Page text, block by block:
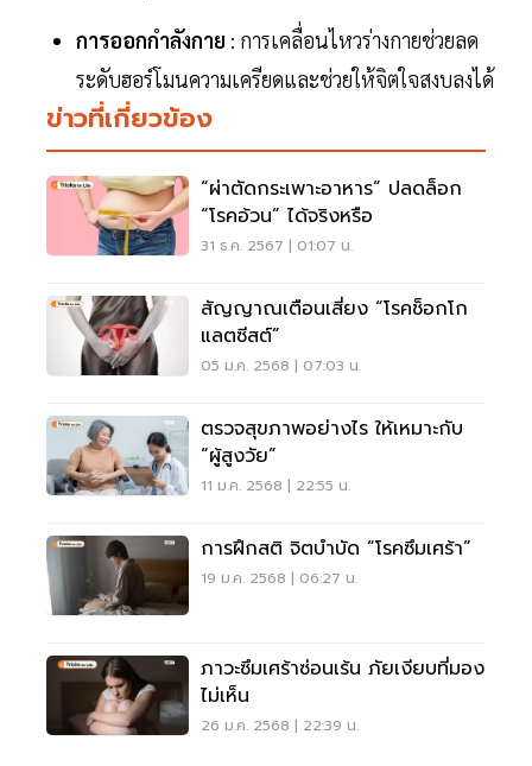
การออกกำลังกาย : การเคลื่อนไหวร่างกายช่วยลด
ระดับฮอร์โมนความเครียดและช่วยให้จิตใจสงบลงได้
ข่าวที่เกี่ยวข้อง
“ผ่าตัดกระเพาะอาหาร” ปลดล็อก
“โรคอ้วน” ได้จริงหรือ
31 ธ.ค. 2567 | 01:07 น.
สัญญาณเตือนเสี่ยง “โรคช็อกโก
แลตซีสต์”
05 ม.ค. 2568 | 07:03 น.
ตรวจสุขภาพอย่างไร ให้เหมาะกับ
“ผู้สูงวัย”
11 ม.ค. 2568 | 22:55 น.
การฝึกสติ จิตบำบัด “โรคซึมเศร้า”
19 ม.ค. 2568 | 06:27 น.
ภาวะซึมเศร้าซ่อนเร้น ภัยเงียบที่มอง
ไม่เห็น
26 ม.ค. 2568 | 22:39 น.